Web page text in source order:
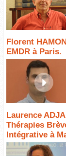
Florent
EMDR à Paris.
Laurence
Thérapies
Intégrative à